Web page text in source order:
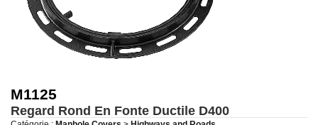
M1125
Regard Rond En Fonte Ductile D400